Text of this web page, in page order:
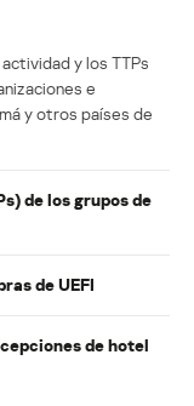
y los TTPs
e
y otros países de
de los grupos de
de UEFI
de hotel